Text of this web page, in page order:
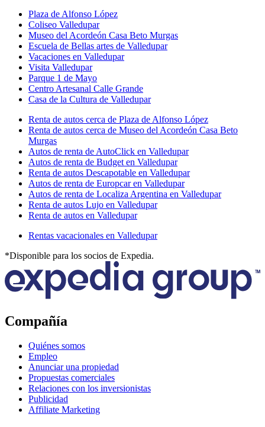
Plaza de Alfonso López
Coliseo Valledupar
Museo del Acordeón Casa Beto Murgas
Escuela de Bellas artes de Valledupar
Vacaciones en Valledupar
Visita Valledupar
Parque 1 de Mayo
Centro Artesanal Calle Grande
Casa de la Cultura de Valledupar
Renta de autos cerca de Plaza de Alfonso López
Renta de autos cerca de Museo del Acordeón Casa Beto
Murgas
Autos de renta de AutoClick en Valledupar
Autos de renta de Budget en Valledupar
Renta de autos Descapotable en Valledupar
Autos de renta de Europcar en Valledupar
Autos de renta de Localiza Argentina en Valledupar
Renta de autos Lujo en Valledupar
Renta de autos en Valledupar
Rentas vacacionales en Valledupar
*Disponible para los socios de Expedia.
Compañía
Quiénes somos
Empleo
Anunciar una propiedad
Propuestas comerciales
Relaciones con los inversionistas
Publicidad
Affiliate Marketing